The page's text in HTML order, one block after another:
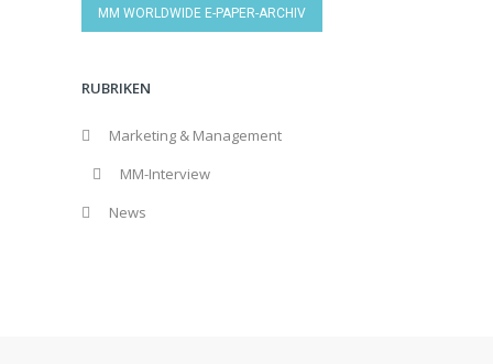
MM WORLDWIDE E-PAPER-ARCHIV
RUBRIKEN
Marketing & Management
MM-Interview
News